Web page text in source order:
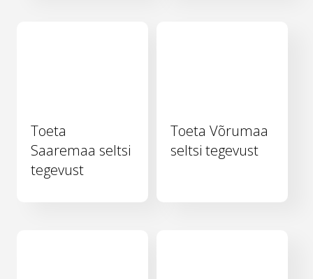
Toeta
Saaremaa seltsi
tegevust
Toeta Võrumaa
seltsi tegevust